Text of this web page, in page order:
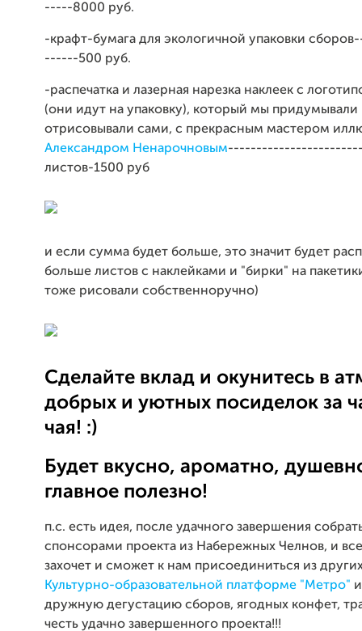
-----8000 руб.
-крафт-бумага для экологичной упаковки
------500 руб.
-распечатка и лазерная нарезка наклеек с
(они идут на упаковку), который мы придумывали
отрисовывали сами, с прекрасным мастером
Александром Ненарочновым
листов-1500 руб
и если сумма будет больше, это значит будет
больше листов с наклейками и "бирки" на
тоже рисовали собственноручно)
Сделайте вклад и окунитесь в
добрых и уютных посиделок за
чая! :)
Будет вкусно, ароматно,
главное полезно!
п.с. есть идея, после удачного завершения
спонсорами проекта из Набережных Челнов, и
захочет и сможет к нам присоединиться из
Культурно-образовательной платформе "Метро"
дружную дегустацию сборов, ягодных конфет,
честь удачно завершенного проекта!!!